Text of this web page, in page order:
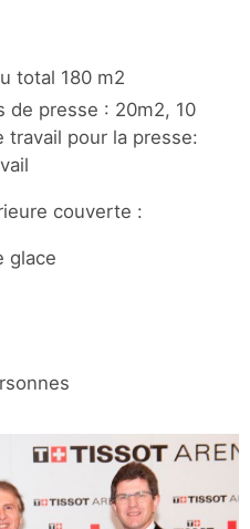
total 180 m2
de presse : 20m2, 10
travail pour la presse:
couverte :
glace